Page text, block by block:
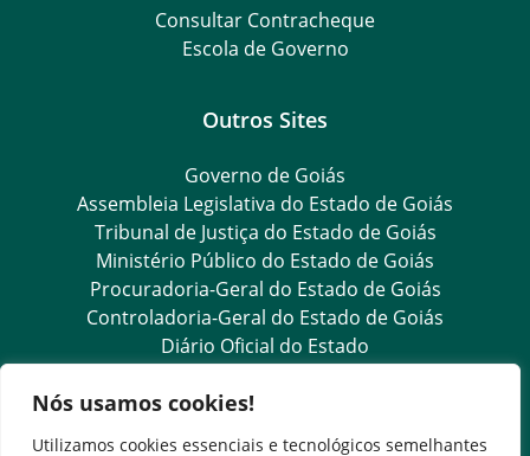
Nós usamos cookies!
Utilizamos cookies essenciais e tecnológicos semelhantes
Consultar Contracheque
Escola de Governo
Outros Sites
Governo de Goiás
Assembleia Legislativa do Estado de Goiás
Tribunal de Justiça do Estado de Goiás
Ministério Público do Estado de Goiás
Procuradoria-Geral do Estado de Goiás
Controladoria-Geral do Estado de Goiás
Diário Oficial do Estado
Transparência e Ouvidoria